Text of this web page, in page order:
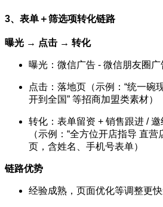
3、表单＋筛选项转化链路
曝光 → 点击 → 转化
曝光：微信广告 - 微信朋友圈
点击：落地页（示例：“统一碗
开到全国” 等招商加盟类素材）
转化：表单留资 + 销售跟进 /
（示例：“全方位开店指导 直
页，含姓名、手机号表单）
链路优势
经验成熟，页面优化等调整更